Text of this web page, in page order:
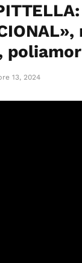
13, 2024